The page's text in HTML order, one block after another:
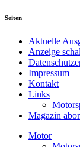
Seiten
Aktuelle
Anzeige
Impressum
Kontakt
Links
Magazin
Motor